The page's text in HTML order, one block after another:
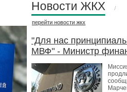
Новости ЖКХ /
перейти новости жкх
"Для нас
МВФ" - Министр